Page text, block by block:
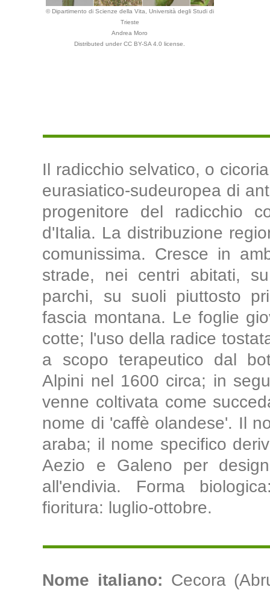
© Dipartimento di Scienze della Vita, Università degli Studi di
Trieste
Andrea Moro
Distributed under CC BY-SA 4.0 license.
Il radicchio selvatico, o
eurasiatico-sudeuropea di
progenitore del radicchio
d'Italia. La distribuzione
comunissima. Cresce in
strade, nei centri abitati,
parchi, su suoli piuttosto
fascia montana. Le foglie
cotte; l'uso della radice
a scopo terapeutico dal
Alpini nel 1600 circa; in
venne coltivata come
nome di 'caffè olandese'. Il
araba; il nome specifico
Aezio e Galeno per
all'endivia. Forma
fioritura: luglio-ottobre.
Nome italiano: Cecora